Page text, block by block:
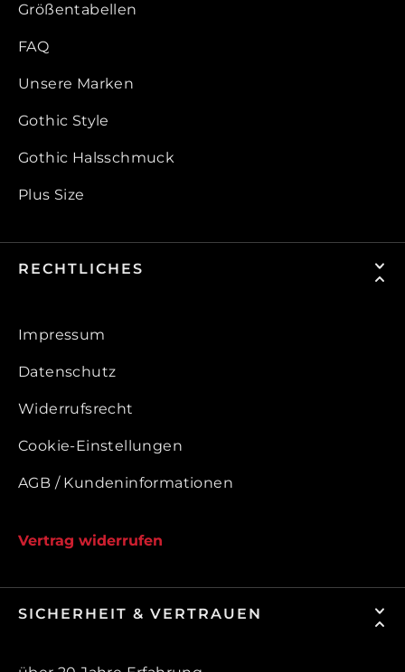
Größentabellen
FAQ
Unsere Marken
Gothic Style
Gothic Halsschmuck
Plus Size
RECHTLICHES
Impressum
Datenschutz
Widerrufsrecht
Cookie-Einstellungen
AGB / Kundeninformationen
Vertrag widerrufen
SICHERHEIT & VERTRAUEN